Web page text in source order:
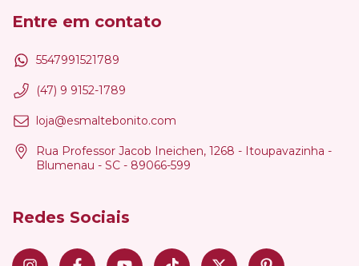
Entre em contato
5547991521789
(47) 9 9152-1789
loja@esmaltebonito.com
Rua Professor Jacob Ineichen, 1268 - Itoupavazinha -
Blumenau - SC - 89066-599
Redes Sociais